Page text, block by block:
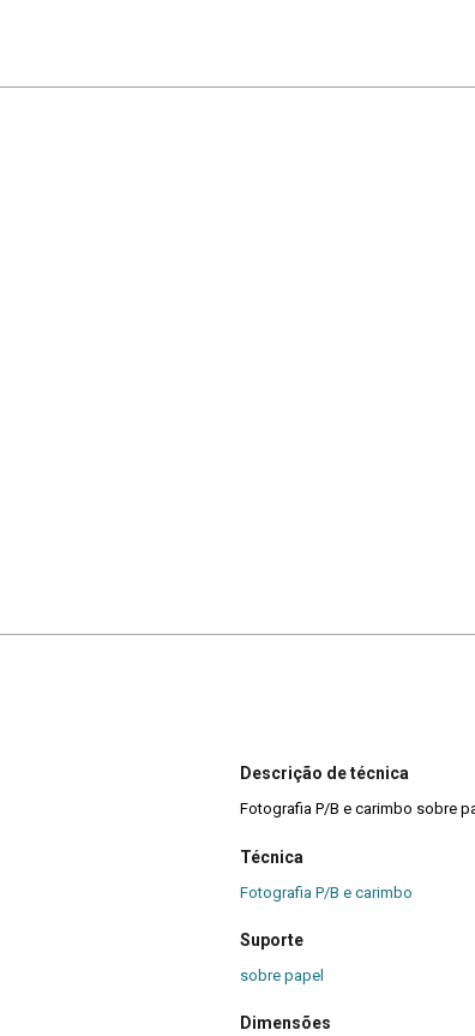
Descrição de técnica
Fotografia P/B e carimbo sobre
Técnica
Fotografia P/B e carimbo
Suporte
sobre papel
Dimensões